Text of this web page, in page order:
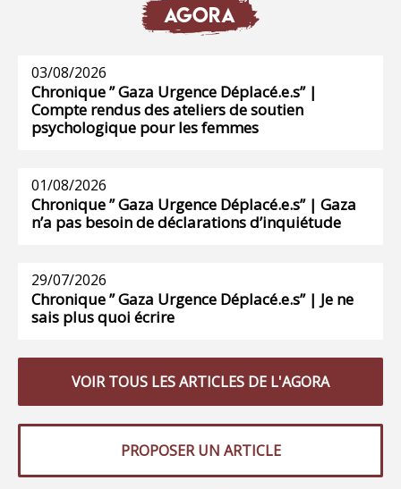
AGORA
03/08/2026
Chronique ” Gaza Urgence Déplacé.e.s” |
Compte rendus des ateliers de soutien
psychologique pour les femmes
01/08/2026
Chronique ” Gaza Urgence Déplacé.e.s” | Gaza
n’a pas besoin de déclarations d’inquiétude
29/07/2026
Chronique ” Gaza Urgence Déplacé.e.s” | Je ne
sais plus quoi écrire
VOIR TOUS LES ARTICLES DE L'AGORA
PROPOSER UN ARTICLE